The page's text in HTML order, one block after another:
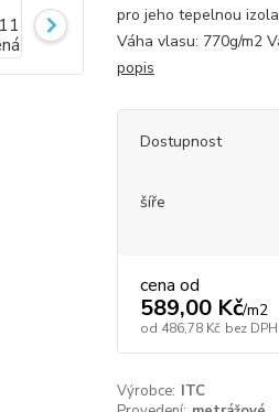
pro jeho tepelnou
Váha vlasu: 770g/m2
popis
Dostupnost
šíře
cena od
589,00 Kč/m2
od 486,78 Kč bez DPH
Výrobce: ITC